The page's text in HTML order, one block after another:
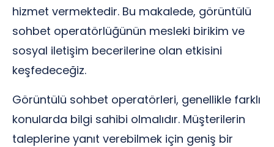
hizmet vermektedir. Bu makalede, görüntülü
sohbet operatörlüğünün mesleki birikim ve
sosyal iletişim becerilerine olan etkisini
keşfedeceğiz.
Görüntülü sohbet operatörleri, genellikle farklı
konularda bilgi sahibi olmalıdır. Müşterilerin
taleplerine yanıt verebilmek için geniş bir